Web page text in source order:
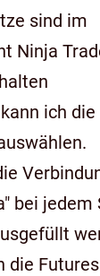
sind im
Ninja
ich
bei jedem
die